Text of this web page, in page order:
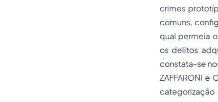
crimes
comuns,
qual permeia
os delitos
constata-se
ZAFFARONI e